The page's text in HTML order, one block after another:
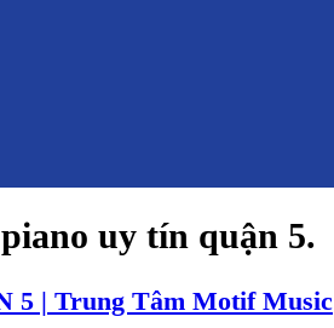
uy tín quận 5.
5 | Trung Tâm Motif Music